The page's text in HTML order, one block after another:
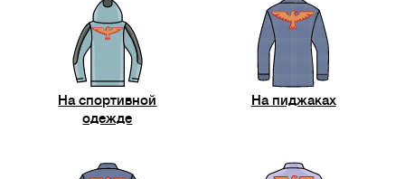
На спортивной
одежде
На пиджаках